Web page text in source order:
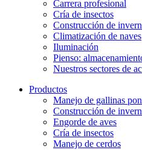
Carrera profesional
Cría de insectos
Construcción de
Climatización de naves
Iluminación
Pienso:
Nuestros sectores de
Productos
Manejo de gallinas
Construcción de
Engorde de aves
Cría de insectos
Manejo de cerdos